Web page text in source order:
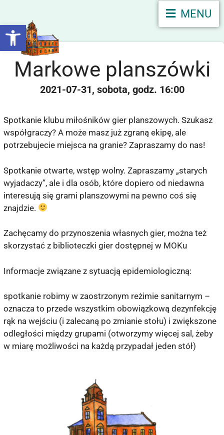
Otwórz pasek narzędzi
MENU
Markowe planszówki
2021-07-31 sobota 16:00
Spotkanie klubu miłośników gier planszowych. Szukasz
współgraczy? A może masz już zgraną ekipę, ale
potrzebujecie miejsca na granie? Zapraszamy do nas!
Spotkanie otwarte, wstęp wolny. Zapraszamy „starych
wyjadaczy”, ale i dla osób, które dopiero od niedawna
interesują się grami planszowymi na pewno coś się
znajdzie.
Zachęcamy do przynoszenia własnych gier, można też
skorzystać z biblioteczki gier dostępnej w MOKu
Informacje związane z sytuacją epidemiologiczną:
spotkanie robimy w zaostrzonym reżimie sanitarnym –
oznacza to przede wszystkim obowiązkową dezynfekcję
rąk na wejściu (i zalecaną po zmianie stołu) i zwiększone
odległości między grupami (otworzymy więcej sal, żeby
w miarę możliwości na każdą przypadał jeden stół)